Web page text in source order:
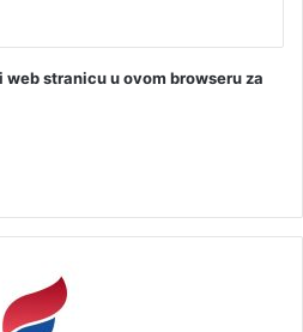
stranicu u ovom browseru za